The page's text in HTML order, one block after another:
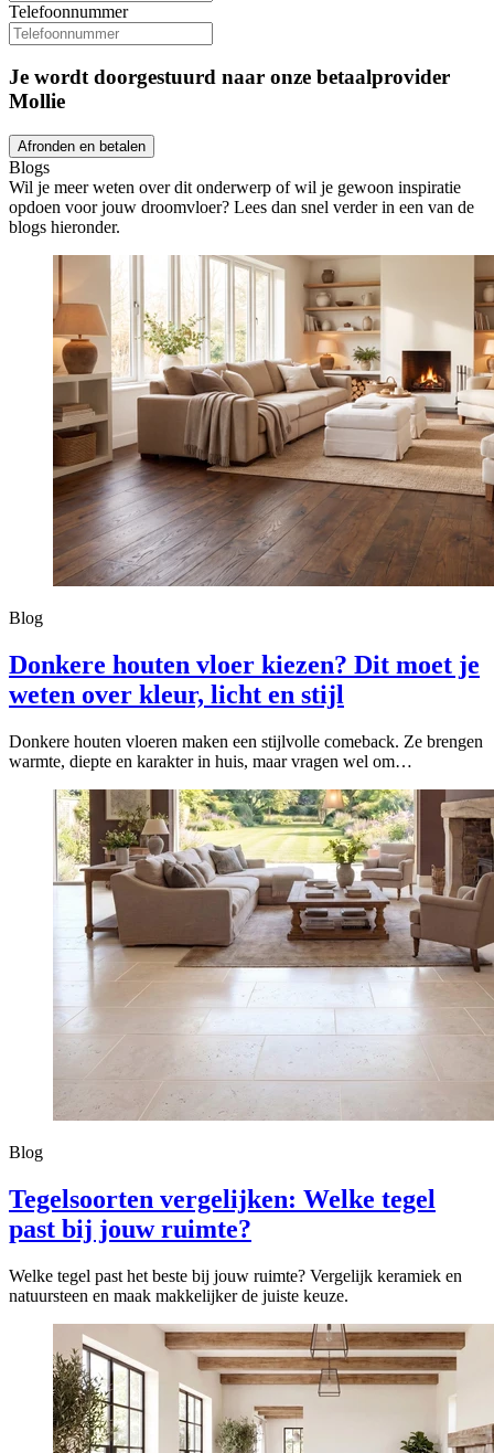
Telefoonnummer
Je wordt doorgestuurd naar onze betaalprovider
Mollie
Afronden en betalen
Blogs
Wil je meer weten over dit onderwerp of wil je gewoon inspiratie
opdoen voor jouw droomvloer? Lees dan snel verder in een van de
blogs hieronder.
Blog
Donkere houten vloer kiezen? Dit moet je
weten over kleur, licht en stijl
Donkere houten vloeren maken een stijlvolle comeback. Ze brengen
warmte, diepte en karakter in huis, maar vragen wel om…
Blog
Tegelsoorten vergelijken: Welke tegel
past bij jouw ruimte?
Welke tegel past het beste bij jouw ruimte? Vergelijk keramiek en
natuursteen en maak makkelijker de juiste keuze.